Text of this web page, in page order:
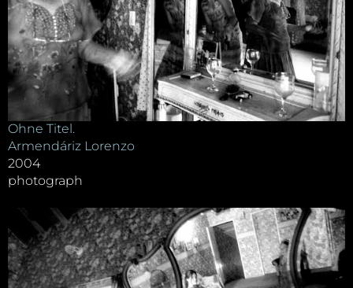
Ohne Titel.
Armendáriz Lorenzo
2004
photograph